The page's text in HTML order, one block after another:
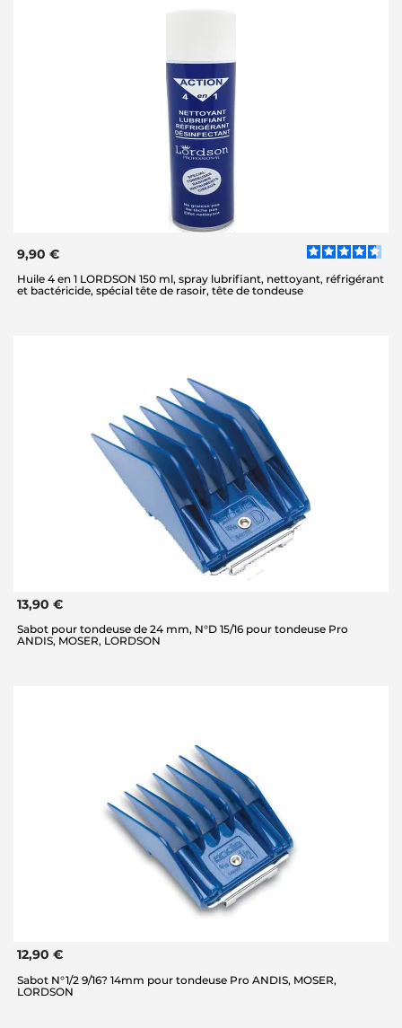
9,90 €
Huile 4 en 1 LORDSON 150 ml, spray lubrifiant, nettoyant, réfrigérant
et bactéricide, spécial tête de rasoir, tête de tondeuse
13,90 €
Sabot pour tondeuse de 24 mm, N°D 15/16 pour tondeuse Pro
ANDIS, MOSER, LORDSON
12,90 €
Sabot N°1/2 9/16? 14mm pour tondeuse Pro ANDIS, MOSER,
LORDSON